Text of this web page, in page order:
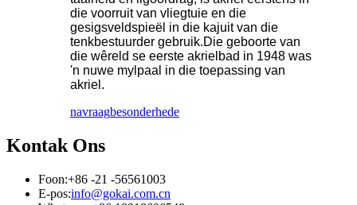
die voorruit van vliegtuie en die
gesigsveldspieël in die kajuit van die
tenkbestuurder gebruik.Die geboorte van
die wêreld se eerste akrielbad in 1948 was
'n nuwe mylpaal in die toepassing van
akriel.
navraagbesonderhede
Kontak Ons
Foon:+86 -21 -56561003
E-pos:info@gokai.com.cn